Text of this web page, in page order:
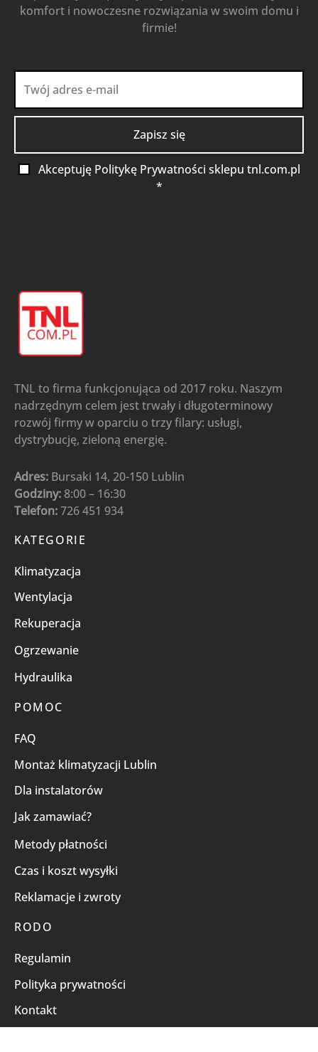
komfort i nowoczesne rozwiązania w swoim domu i
firmie!
Akceptuję Politykę Prywatności sklepu tnl.com.pl
*
TNL to firma funkcjonująca od 2017 roku. Naszym
nadrzędnym celem jest trwały i długoterminowy
rozwój firmy w oparciu o trzy filary: usługi,
dystrybucję, zieloną energię.
Adres: Bursaki 14, 20-150 Lublin
Godziny: 8:00 – 16:30
Telefon:726 451 934
KATEGORIE
Klimatyzacja
Wentylacja
Rekuperacja
Ogrzewanie
Hydraulika
POMOC
FAQ
Montaż klimatyzacji Lublin
Dla instalatorów
Jak zamawiać?
Metody płatności
Czas i koszt wysyłki
Reklamacje i zwroty
RODO
Regulamin
Polityka prywatności
Kontakt